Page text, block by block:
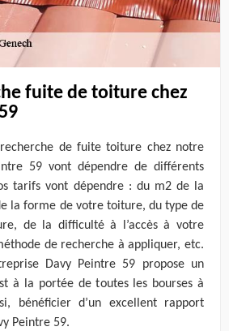
fuite de toiture chez
de fuite toiture chez notre
59 vont dépendre de différents
tarifs vont dépendre : du m2 de la
la forme de votre toiture, du type de
de la difficulté à l’accès à votre
de recherche à appliquer, etc.
Davy Peintre 59 propose un
à la portée de toutes les bourses à
bénéficier d’un excellent rapport
Peintre 59.